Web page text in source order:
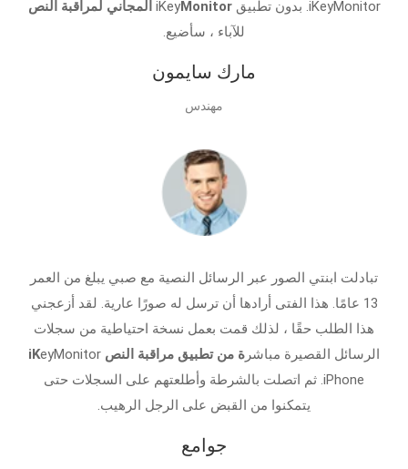
iKeyMonitor. بدون تطبيق iKey
Monitor المجاني لمراقبة النص
للآباء ، سأضيع.
مارك سايمون
مهندس
تبادلت ابنتي الصور عبر الرسائل النصية مع صبي يبلغ من العمر
13 عامًا. هذا الفتى أرادها أن ترسل له صورًا عارية. لقد أزعجني
هذا الطلب حقًا ، لذلك قمت بعمل نسخة احتياطية من سجلات
الرسائل القصيرة مباشر ة من تطبيق مراقبة النص iK eyMonitor
iPhone. ثم اتصلت بالشرطة وأطلعتهم على السجلات حتى
يتمكنوا من القبض على الرجل الرهيب.
جوامع